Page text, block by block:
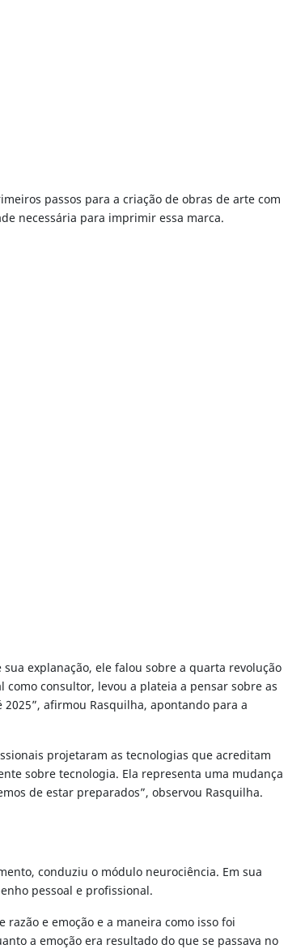
passos para a criação de obras de arte com
necessária para imprimir essa marca.
explanação, ele falou sobre a quarta revolução
consultor, levou a plateia a pensar sobre as
afirmou Rasquilha, apontando para a
projetaram as tecnologias que acreditam
sobre tecnologia. Ela representa uma mudança
de estar preparados”, observou Rasquilha.
conduziu o módulo neurociência. Em sua
pessoal e profissional.
e emoção e a maneira como isso foi
a emoção era resultado do que se passava no